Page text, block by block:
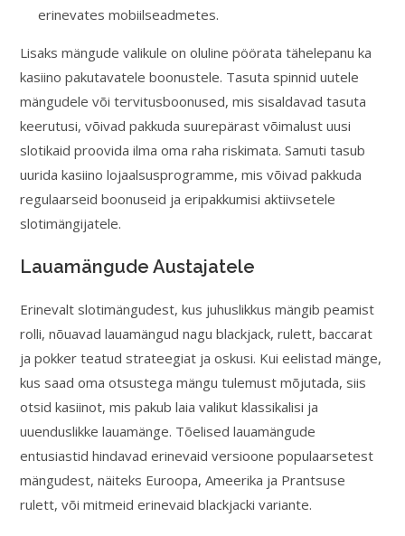
erinevates mobiilseadmetes.
Lisaks mängude valikule on oluline pöörata tähelepanu ka
kasiino pakutavatele boonustele. Tasuta spinnid uutele
mängudele või tervitusboonused, mis sisaldavad tasuta
keerutusi, võivad pakkuda suurepärast võimalust uusi
slotikaid proovida ilma oma raha riskimata. Samuti tasub
uurida kasiino lojaalsusprogramme, mis võivad pakkuda
regulaarseid boonuseid ja eripakkumisi aktiivsetele
slotimängijatele.
Lauamängude Austajatele
Erinevalt slotimängudest, kus juhuslikkus mängib peamist
rolli, nõuavad lauamängud nagu blackjack, rulett, baccarat
ja pokker teatud strateegiat ja oskusi. Kui eelistad mänge,
kus saad oma otsustega mängu tulemust mõjutada, siis
otsid kasiinot, mis pakub laia valikut klassikalisi ja
uuenduslikke lauamänge. Tõelised lauamängude
entusiastid hindavad erinevaid versioone populaarsetest
mängudest, näiteks Euroopa, Ameerika ja Prantsuse
rulett, või mitmeid erinevaid blackjacki variante.